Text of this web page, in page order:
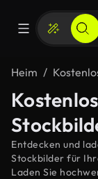
Heim
Entdecken und
Stockbilder für
Laden Sie